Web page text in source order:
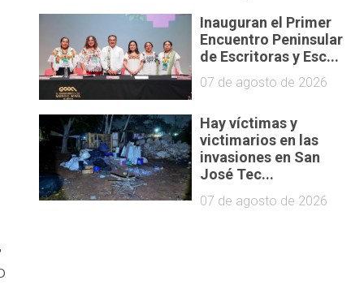
Inauguran el Primer
Encuentro Peninsular
de Escritoras y Esc...
07 de agosto de 2026
Hay víctimas y
victimarios en las
invasiones en San
José Tec...
07 de agosto de 2026